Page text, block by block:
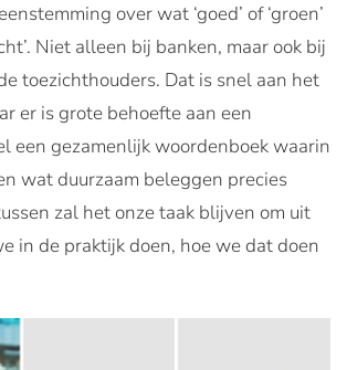
over wat ‘goed’ of ‘groen’
Niet alleen bij banken, maar ook bij
toezichthouders. Dat is snel aan het
er is grote behoefte aan een
een gezamenlijk woordenboek waarin
wat duurzaam beleggen precies
zal het onze taak blijven om uit
in de praktijk doen, hoe we dat doen